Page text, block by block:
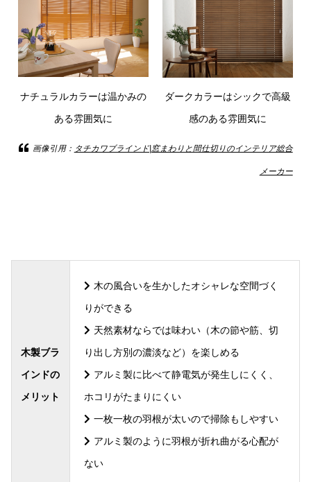
ナチュラルカラーは温かみの
ある雰囲気に
ダークカラーはシックで高級
感のある雰囲気に
画像引用： タチカワブラインド|窓まわりと間仕切りのインテリア総合
メーカー
木製ブラ
インドの
メリット
木の風合いを生かしたオシャレな空間づく
りができる
天然素材ならでは味わい（木の節や筋、切
り出し方別の濃淡など）を楽しめる
アルミ製に比べて静電気が発生しにくく、
ホコリがたまりにくい
一枚一枚の羽根が太いので掃除もしやすい
アルミ製のように羽根が折れ曲がる心配が
ない